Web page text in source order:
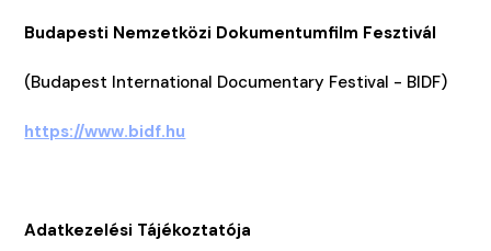
Budapesti Nemzetközi Dokumentumfilm Fesztivál
(Budapest International Documentary Festival - BIDF)
https://www.bidf.hu
Adatkezelési Tájékoztatója